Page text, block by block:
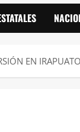
EN IRAPUATO